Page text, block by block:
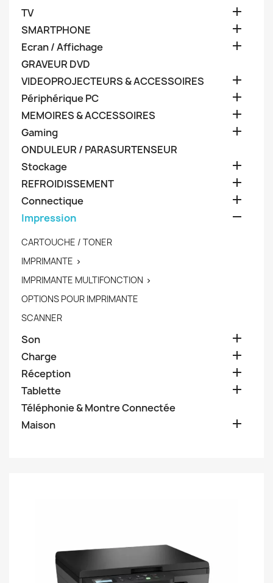
TV

SMARTPHONE 
Ecran / Affichage 
GRAVEUR DVD
VIDEOPROJECTEURS & ACCESSOIRES

Périphérique PC 
MEMOIRES & ACCESSOIRES 
Gaming 
ONDULEUR / PARASURTENSEUR
Stockage

REFROIDISSEMENT 
Connectique 
Impression 
CARTOUCHE / TONER
IMPRIMANTE 
IMPRIMANTE MULTIFONCTION 
OPTIONS POUR IMPRIMANTE
SCANNER
Son 
Charge 
Réception 
Tablette 
Téléphonie & Montre Connectée
Maison
